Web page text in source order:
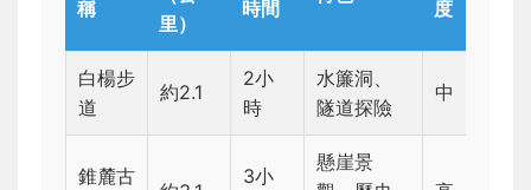
稱
里）
時間
度
白楊步
道
約2.1
2小
時
水簾洞、
隧道探險
中
錐麓古
3小
懸崖景